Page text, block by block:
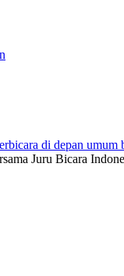
Juru Bicara